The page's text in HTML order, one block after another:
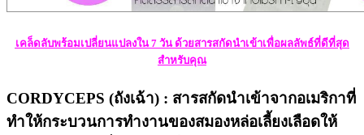
เคล็ดลับพร้อมเปลี่ยนแปลงใน 7 วัน ด้วยสารสกัดนำเข้าเพื่อผลลัพธ์ที่ดีที่สุด
สำหรับคุณ
CORDYCEPS (ถังเฉ้า) : สารสกัดนำเข้าจากอเมริกาที่
ทำให้กระบวนการทำงานของสมองหล่อเลี้ยงเลือดให้